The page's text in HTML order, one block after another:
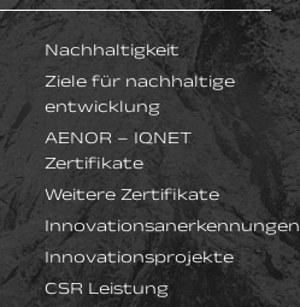
Nachhaltigkeit
Ziele für nachhaltige
entwicklung
AENOR – IQNET
Zertifikate
Weitere Zertifikate
Innovationsanerkennungen
Innovationsprojekte
CSR Leistung